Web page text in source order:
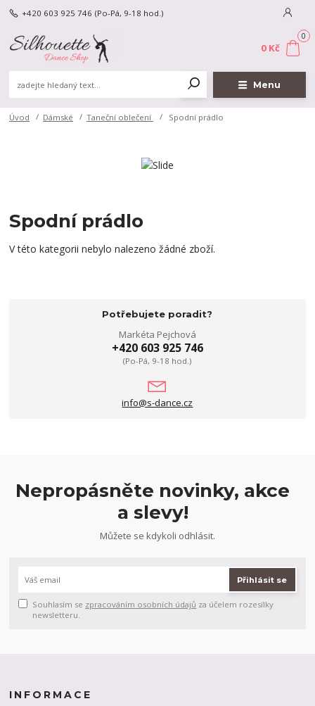
Menu
+420 603 925 746 (Po-Pá, 9-18 hod.)
0
0 Kč
Úvod Dámské Taneční oblečení Spodní prádlo
Spodní prádlo
V této kategorii nebylo nalezeno žádné zboží.
Potřebujete poradit?
Markéta Pejchová
+420 603 925 746
(Po-Pá, 9-18 hod.)
info@s-dance.cz
Nepropásněte novinky, akce
a slevy!
Můžete se kdykoli odhlásit.
Přihlásit se
Souhlasím se zpracováním osobních údajů za účelem rozesílky
newsletteru.
INFORMACE